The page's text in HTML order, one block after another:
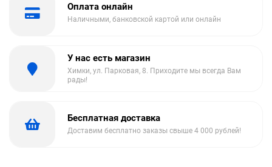
Оплата онлайн
Наличными, банковской картой или онлайн
У нас есть магазин
Химки, ул. Парковая, 8. Приходите мы всегда Вам
рады!
Бесплатная доставка
Доставим бесплатно заказы свыше 4 000 рублей!